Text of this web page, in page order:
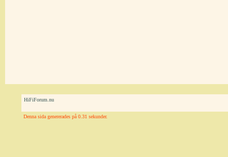
HiFiForum.nu
Denna sida genererades på 0.31 sekunder.